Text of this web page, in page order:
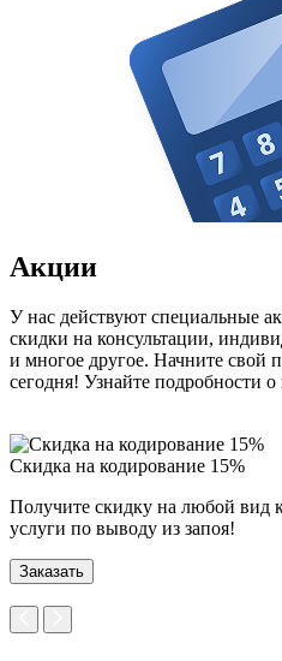
Акции
У нас действуют специальные
скидки на консультации,
и многое другое. Начните свой
сегодня! Узнайте подробности
Скидка на кодирование 15%
Получите скидку на любой вид
услуги по выводу из запоя!
Заказать